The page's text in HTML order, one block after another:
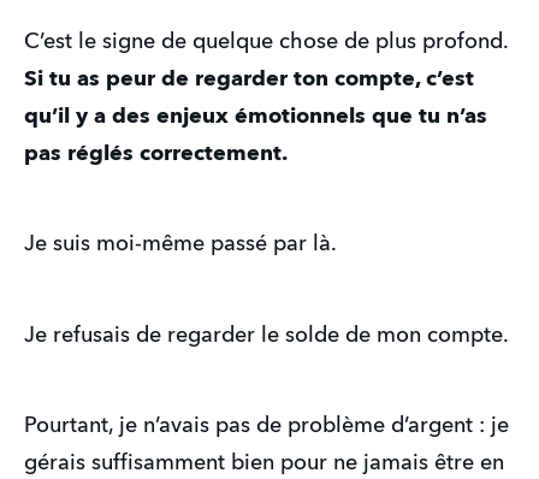
C’est le signe de quelque chose de plus profond.
Si tu as peur de regarder ton compte, c’est
qu’il y a des enjeux émotionnels que tu n’as
pas réglés correctement.
Je suis moi-même passé par là.
Je refusais de regarder le solde de mon compte.
Pourtant, je n’avais pas de problème d’argent : je
gérais suffisamment bien pour ne jamais être en